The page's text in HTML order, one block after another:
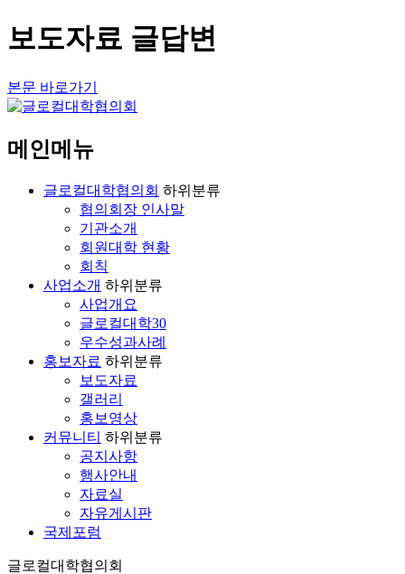
보도자료 글답변
본문 바로가기
메인메뉴
글로컬대학협의회 하위분류
협의회장 인사말
기관소개
회원대학 현황
회칙
사업소개 하위분류
사업개요
글로컬대학30
우수성과사례
홍보자료 하위분류
보도자료
갤러리
홍보영상
커뮤니티 하위분류
공지사항
행사안내
자료실
자유게시판
국제포럼
글로컬대학협의회